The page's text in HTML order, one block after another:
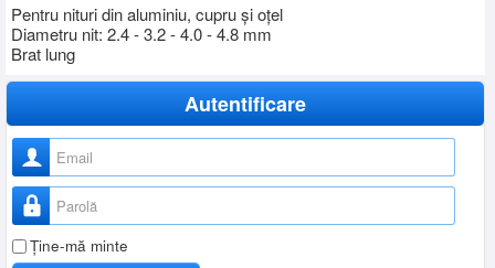
Pentru nituri din aluminiu, cupru și oțel
Diametru nit: 2.4 - 3.2 - 4.0 - 4.8 mm
Brat lung
Autentificare
Nume utilizator
Parolă
Ţine-mă minte